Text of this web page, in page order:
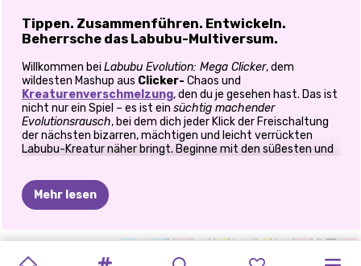
Tippen. Zusammenführen. Entwickeln.
Beherrsche das Labubu-Multiversum.
Willkommen bei Labubu Evolution: Mega Clicker, dem
wildesten Mashup aus Clicker- Chaos und
Kreaturenverschmelzung, den du je gesehen hast. Das ist
nicht nur ein Spiel – es ist ein süchtig machender
Evolutionsrausch, bei dem dich jeder Klick der Freischaltung
der nächsten bizarren, mächtigen und leicht verrückten
Labubu-Kreatur näher bringt. Beginne mit den süßesten und
klickst, desto schneller verdienst du. Je mehr du
verschmelzst, desto stärker werden deine Labubus. Das
🔁 Spielanleitung
Mehr lesen
GEEIGNET
LOL MAMAS
SUPER-
DORAHS